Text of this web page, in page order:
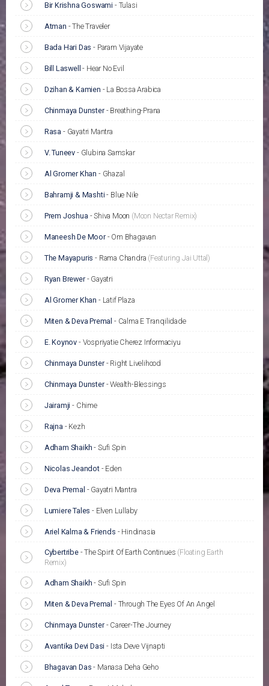
Bir Krishna Goswami - Tulasi
Atman -The Traveler
Bada Hari Das - Param Vijayate
Bill Laswell - Hear No Evil
Dzihan & Kamien - La Bossa Arabica
Chinmaya Dunster- Breathing-Prana
Rasa - Gayatri Mantra
V. Tuneev - Glubina Samskar
Al Gromer Khan - Ghazal
Bahramji & Mashti - Blue Nile
Prem Joshua -Shiva Moon (Moon Nectar Remix)
Maneesh De Moor- Om Bhagavan
The Mayapuris - Rama Chandra (Featuring Jai Uttal)
Ryan Brewer- Gayatri
Al Gromer Khan - Latif Plaza
Miten & Deva Premal - Calma E Tranqilidade
E. Koynov - Vospriyatie Cherez Informaciyu
Chinmaya Dunster- Right Livelihood
Chinmaya Dunster-Wealth-Blessings
Jairamji - Chime
Rajna - Kezh
Adham Shaikh - Sufi Spin
Nicolas Jeandot- Eden
Deva Premal - Gayatri Mantra
Lumiere Tales - Elven Lullaby
Ariel Kalma & Friends - Hindinasia
Cybertribe-The Spirit Of Earth Continues (Floating Earth
Remix)
Adham Shaikh - Sufi Spin
Miten & Deva Premal - Through The Eyes Of An Angel
Chinmaya Dunster- Career-The Journey
Avantika Devi Dasi - Ista Deve Vijnapti
Bhagavan Das - Manasa Deha Geho